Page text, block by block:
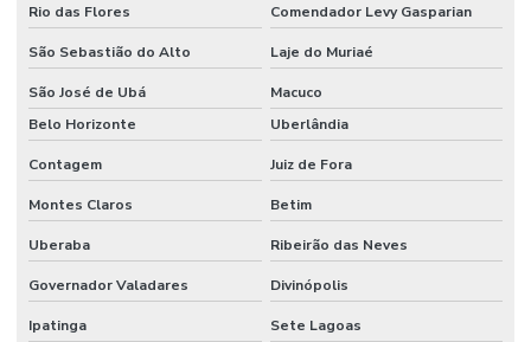
Limpeza De Recepção E Corredores
Limpeza E Conservação
Limpeza E Conservação De Ambientes Corporativos
Limpeza de espaços corporativos
Limpeza Especializada Para Ambientes Comerciais
Limpeza Profissional De Ambientes
Limpeza Profunda De Ambientes Administrativos
Limpeza Profunda De Ambientes Comerciais
Rio das Flores Comendador Levy Gasparian
São Sebastião do Alto Laje do Muriaé
São José de Ubá
Macuco
Belo Horizonte
Uberlândia
Contagem Juiz de Fora
Montes Claros Betim
Uberaba Ribeirão das Neves
Governador Valadares Divinópolis
Ipatinga Sete Lagoas